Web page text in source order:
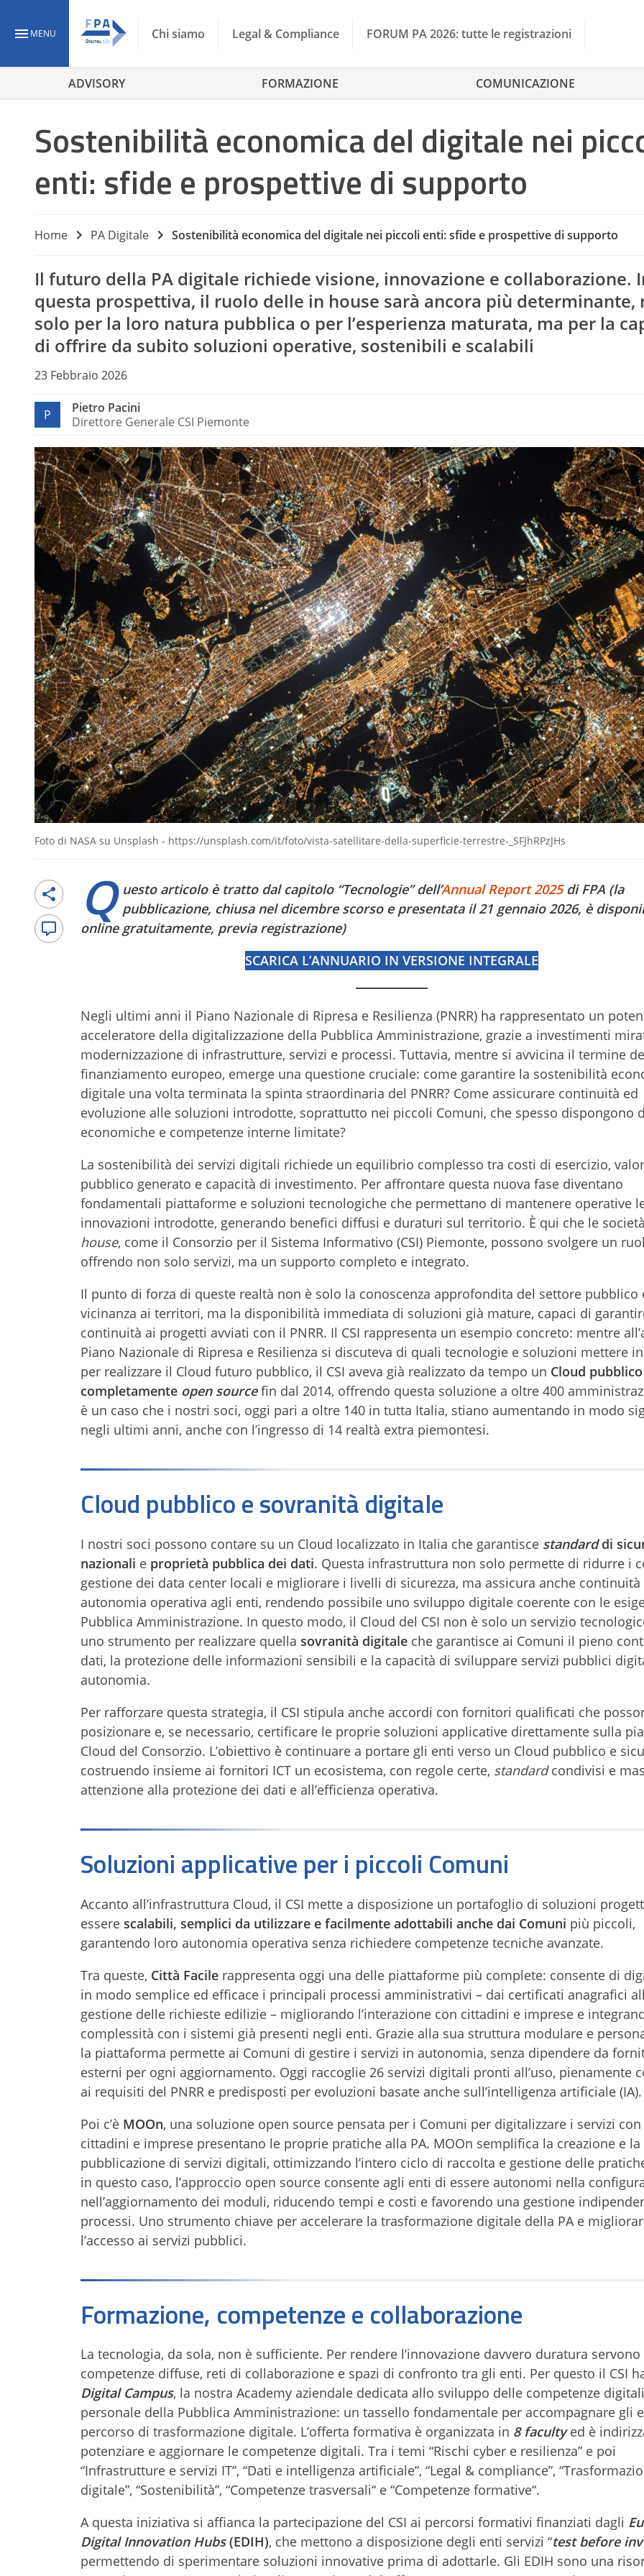
MENU Chi siamo Legal & Compliance FORUM PA 2026: tutte le registrazioni
ADVISORY FORMAZIONE COMUNICAZIONE
Sostenibilità economica del digitale nei
enti: sfide e prospettive di supporto
Home PA Digitale Sostenibilità economica del digitale nei piccoli enti: sfide e prospettive di supporto
Il futuro della PA digitale richiede visione, innovazione e collaborazione.
questa prospettiva, il ruolo delle in house sarà ancora più determinante,
solo per la loro natura pubblica o per l’esperienza maturata, ma per la
di offrire da subito soluzioni operative, sostenibili e scalabili
23 Febbraio 2026
P
Pietro Pacini
Direttore Generale CSI Piemonte
Foto di NASA su Unsplash - https://unsplash.com/it/foto/vista-satellitare-della-superficie-terrestre-_SFJhRPzJHs
Q uesto articolo è tratto dal capitolo “Tecnologie” dell’Annual Report 2025di FPA (la
pubblicazione, chiusa nel dicembre scorso e presentata il 21 gennaio 2026, è
online gratuitamente, previa registrazione)
SCARICA L’ANNUARIO IN VERSIONE INTEGRALE
Negli ultimi anni il Piano Nazionale di Ripresa e Resilienza (PNRR) ha rappresentato un
acceleratore della digitalizzazione della Pubblica Amministrazione, grazie a investimenti
modernizzazione di infrastrutture, servizi e processi. Tuttavia, mentre si avvicina il termine
finanziamento europeo, emerge una questione cruciale: come garantire la sostenibilità
digitale una volta terminata la spinta straordinaria del PNRR? Come assicurare continuità ed
evoluzione alle soluzioni introdotte, soprattutto nei piccoli Comuni, che spesso dispongono
economiche e competenze interne limitate?
La sostenibilità dei servizi digitali richiede un equilibrio complesso tra costi di esercizio,
pubblico generato e capacità di investimento. Per affrontare questa nuova fase diventano
fondamentali piattaforme e soluzioni tecnologiche che permettano di mantenere operative
innovazioni introdotte, generando benefici diffusi e duraturi sul territorio. È qui che le
house, come il Consorzio per il Sistema Informativo (CSI) Piemonte, possono svolgere un
offrendo non solo servizi, ma un supporto completo e integrato.
Il punto di forza di queste realtà non è solo la conoscenza approfondita del settore pubblico
vicinanza ai territori, ma la disponibilità immediata di soluzioni già mature, capaci di
continuità ai progetti avviati con il PNRR. Il CSI rappresenta un esempio concreto: mentre
Piano Nazionale di Ripresa e Resilienza si discuteva di quali tecnologie e soluzioni mettere
per realizzare il Cloud futuro pubblico, il CSI aveva già realizzato da tempo un Cloud pubblico
completamente open source fin dal 2014, offrendo questa soluzione a oltre 400
è un caso che i nostri soci, oggi pari a oltre 140 in tutta Italia, stiano aumentando in modo
negli ultimi anni, anche con l’ingresso di 14 realtà extra piemontesi.
Cloud pubblico e sovranità digitale
I nostri soci possono contare su un Cloud localizzato in Italia che garantisce standarddi
nazionali e proprietà pubblica dei dati. Questa infrastruttura non solo permette di ridurre i
gestione dei data center locali e migliorare i livelli di sicurezza, ma assicura anche continuità
autonomia operativa agli enti, rendendo possibile uno sviluppo digitale coerente con le
Pubblica Amministrazione. In questo modo, il Cloud del CSI non è solo un servizio
uno strumento per realizzare quella sovranità digitale che garantisce ai Comuni il pieno
dati, la protezione delle informazioni sensibili e la capacità di sviluppare servizi pubblici
autonomia.
Per rafforzare questa strategia, il CSI stipula anche accordi con fornitori qualificati che
posizionare e, se necessario, certificare le proprie soluzioni applicative direttamente sulla
Cloud del Consorzio. L’obiettivo è continuare a portare gli enti verso un Cloud pubblico e
costruendo insieme ai fornitori ICT un ecosistema, con regole certe, standardcondivisi e
attenzione alla protezione dei dati e all’efficienza operativa.
Soluzioni applicative per i piccoli Comuni
Accanto all’infrastruttura Cloud, il CSI mette a disposizione un portafoglio di soluzioni
essere scalabili, semplici da utilizzare e facilmente adottabili anche dai Comuni più piccoli,
garantendo loro autonomia operativa senza richiedere competenze tecniche avanzate.
Tra queste, Città Facile rappresenta oggi una delle piattaforme più complete: consente di
in modo semplice ed efficace i principali processi amministrativi – dai certificati anagrafici
gestione delle richieste edilizie – migliorando l’interazione con cittadini e imprese e
complessità con i sistemi già presenti negli enti. Grazie alla sua struttura modulare e
la piattaforma permette ai Comuni di gestire i servizi in autonomia, senza dipendere da
esterni per ogni aggiornamento. Oggi raccoglie 26 servizi digitali pronti all’uso, pienamente
ai requisiti del PNRR e predisposti per evoluzioni basate anche sull’intelligenza artificiale (IA).
Poi c’è MOOn, una soluzione open source pensata per i Comuni per digitalizzare i servizi
cittadini e imprese presentano le proprie pratiche alla PA. MOOn semplifica la creazione e la
pubblicazione di servizi digitali, ottimizzando l’intero ciclo di raccolta e gestione delle
in questo caso, l’approccio open source consente agli enti di essere autonomi nella
nell’aggiornamento dei moduli, riducendo tempi e costi e favorendo una gestione
processi. Uno strumento chiave per accelerare la trasformazione digitale della PA e
l’accesso ai servizi pubblici.
Formazione, competenze e collaborazione
La tecnologia, da sola, non è sufficiente. Per rendere l’innovazione davvero duratura servono
competenze diffuse, reti di collaborazione e spazi di confronto tra gli enti. Per questo il CSI
Digital Campus, la nostra Academy aziendale dedicata allo sviluppo delle competenze
personale della Pubblica Amministrazione: un tassello fondamentale per accompagnare gli
percorso di trasformazione digitale. L’offerta formativa è organizzata in 8 facultyed è
potenziare e aggiornare le competenze digitali. Tra i temi “Rischi cyber e resilienza” e poi
“Infrastrutture e servizi IT”, “Dati e intelligenza artificiale”, “Legal & compliance”,
digitale”, “Sostenibilità”, “Competenze trasversali“ e “Competenze formative“.
A questa iniziativa si affianca la partecipazione del CSI ai percorsi formativi finanziati dagli
Digital Innovation Hubs(EDIH), che mettono a disposizione degli enti servizi “test before
permettendo di sperimentare soluzioni innovative prima di adottarle. Gli EDIH sono una